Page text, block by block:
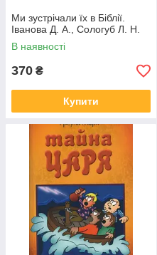
Ми зустрічали їх в Біблії.
Іванова Д. А., Сологуб Л. Н.
В наявності
370 ₴
Купити